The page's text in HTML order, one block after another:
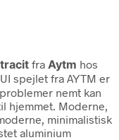
fra Aytm hos
spejlet fra AYTM er
nemt kan
hjemmet. Moderne,
minimalistisk
aluminium